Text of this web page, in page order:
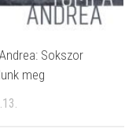
Sokszor
meg